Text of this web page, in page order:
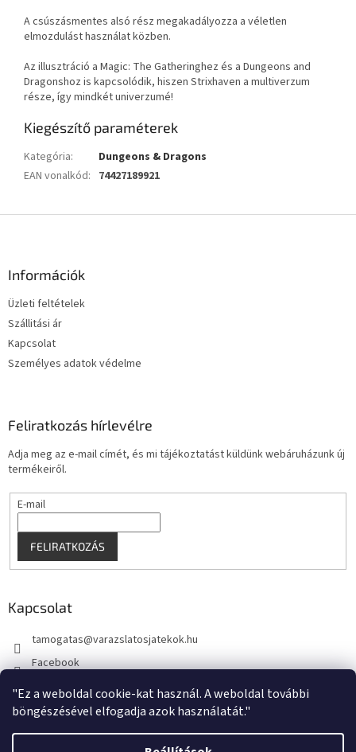
"Ez a weboldal cookie-kat használ. A weboldal további
böngészésével elfogadja azok használatát."
A csúszásmentes alsó rész megakadályozza a véletlen
elmozdulást használat közben.
Az illusztráció a Magic: The Gatheringhez és a Dungeons and
Dragonshoz is kapcsolódik, hiszen Strixhaven a multiverzum
része, így mindkét univerzumé!
Kiegészítő paraméterek
Kategória:
Dungeons & Dragons
EAN vonalkód: 74427189921
Információk
Üzleti feltételek
Szállitási ár
Kapcsolat
Személyes adatok védelme
Feliratkozás hírlevélre
Adja meg az e-mail címét, és mi tájékoztatást küldünk webáruházunk új
termékeiről.
E-mail
FELIRATKOZÁS
Kapcsolat
tamogatas@varazslatosjatekok.hu
Facebook
kouzelnehry